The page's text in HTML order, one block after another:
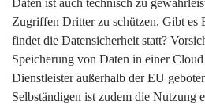
Daten ist auch technisch zu
Zugriffen Dritter zu schützen. Gibt es
findet die Datensicherheit statt?
Speicherung von Daten in einer
Dienstleister außerhalb der EU
Selbständigen ist zudem die Nutzung